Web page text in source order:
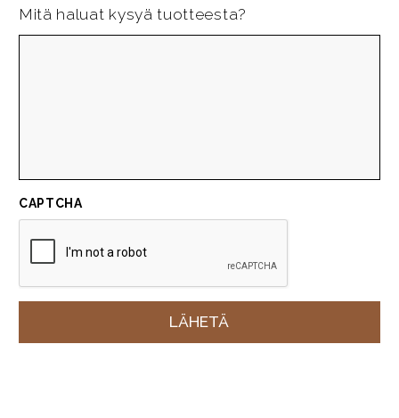
Mitä haluat kysyä tuotteesta?
CAPTCHA